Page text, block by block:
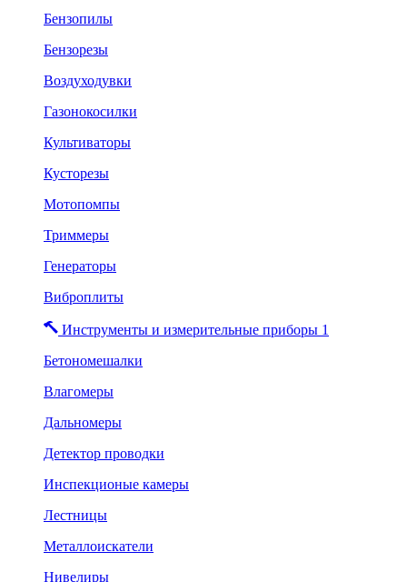
Бензопилы
Бензорезы
Воздуходувки
Газонокосилки
Культиваторы
Кусторезы
Мотопомпы
Триммеры
Генераторы
Виброплиты
Инструменты и измерительные приборы 1
Бетономешалки
Влагомеры
Дальномеры
Детектор проводки
Инспекционые камеры
Лестницы
Металлоискатели
Нивелиры